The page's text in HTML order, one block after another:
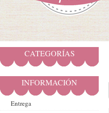
CATEGORÍAS
INFORMACIÓN
Entrega